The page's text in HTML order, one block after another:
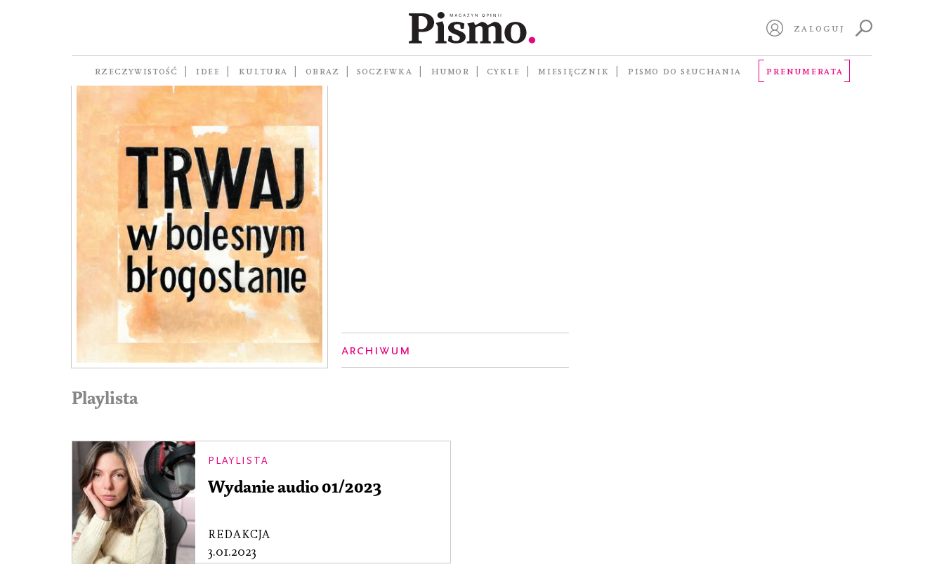
ZALOGUJ
RZECZYWISTOŚĆ IDEE KULTURA OBRAZ SOCZEWKA HUMOR CYKLE MIESIĘCZNIK PISMO DO SŁUCHANIA PRENUMERATA
#61
Archiwum
Playlista
PLAYLISTA
Wydanie audio 01/2023
REDAKCJA
3.01.2023